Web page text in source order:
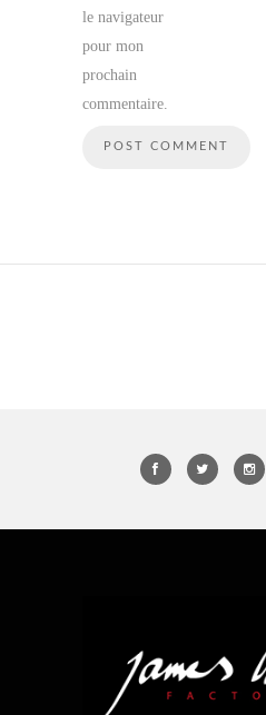
le navigateur
pour mon
prochain
commentaire.